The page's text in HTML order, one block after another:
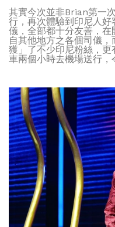
其實今次並非Brian第一
行，再次體驗到印尼人好
儀，全部都十分友善，
自其他地方之各個司儀
獲」了不少印尼粉絲，
車兩個小時去機場送行，